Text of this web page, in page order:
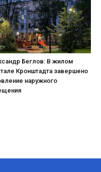
Беглов: В жилом
Кронштадта завершено
наружного